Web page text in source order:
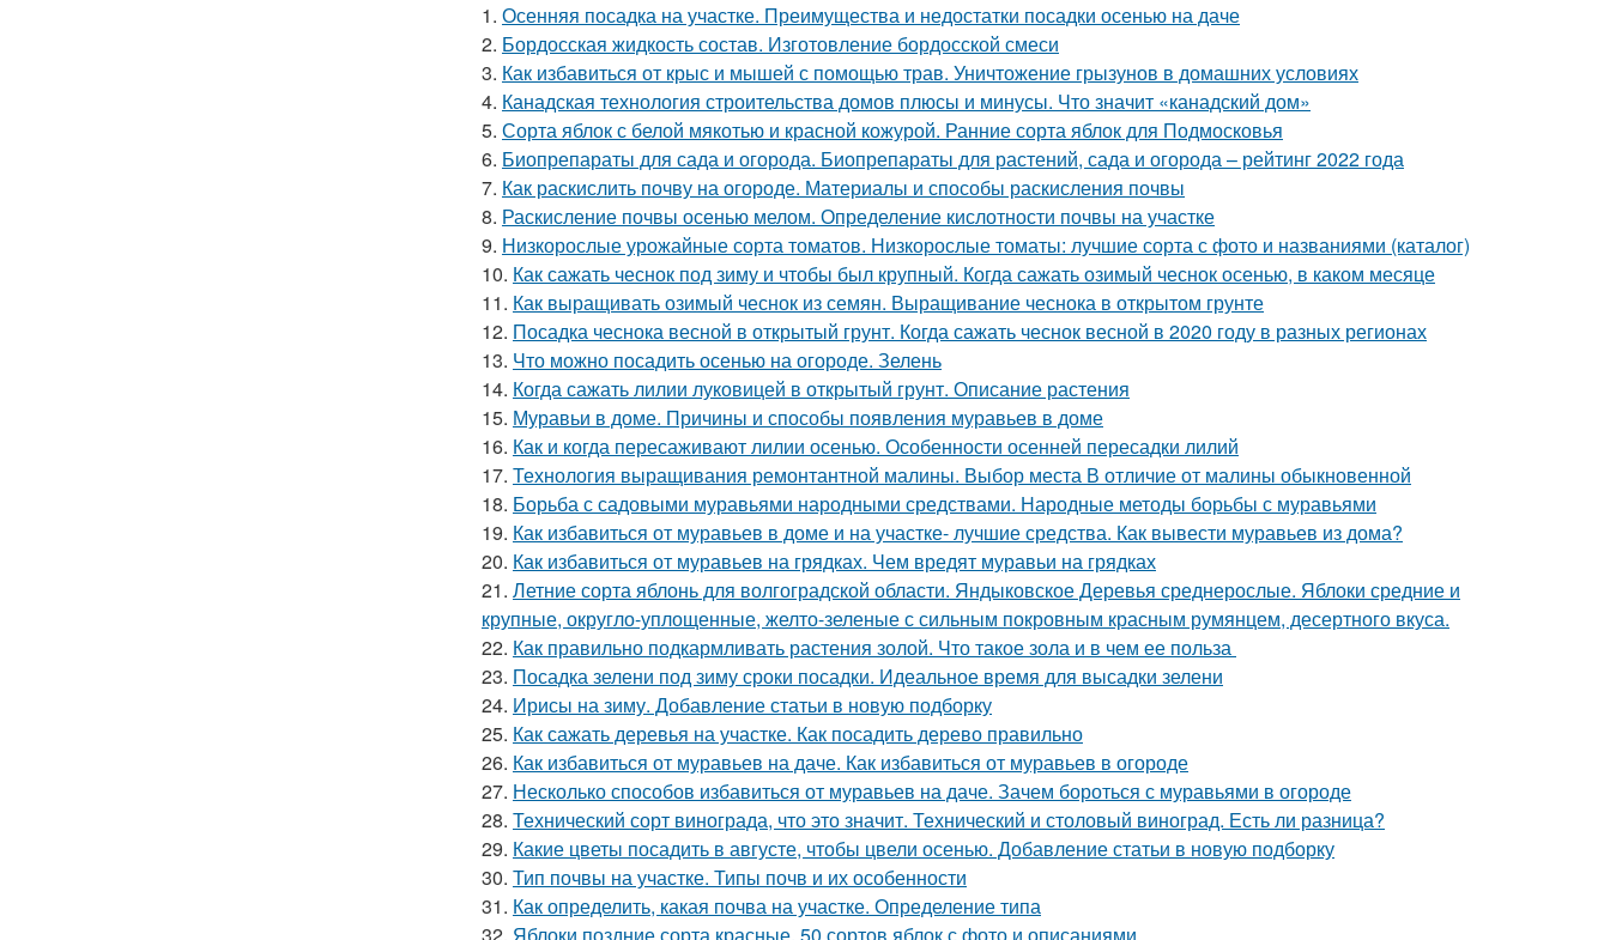
1. Осенняя посадка на участке. Преимущества и недостатки посадки осенью на даче
2. Бордосская жидкость состав. Изготовление бордосской смеси
3. Как избавиться от крыс и мышей с помощью трав. Уничтожение грызунов в домашних условиях
4. Канадская технология строительства домов плюсы и минусы. Что значит «канадский дом»
5. Сорта яблок с белой мякотью и красной кожурой. Ранние сорта яблок для Подмосковья
6. Биопрепараты для сада и огорода. Биопрепараты для растений, сада и огорода – рейтинг 2022 года
7. Как раскислить почву на огороде. Материалы и способы раскисления почвы
8. Раскисление почвы осенью мелом. Определение кислотности почвы на участке
9. Низкорослые урожайные сорта томатов. Низкорослые томаты: лучшие сорта с фото и названиями (каталог)
10. Как сажать чеснок под зиму и чтобы был крупный. Когда сажать озимый чеснок осенью, в каком месяце
11. Как выращивать озимый чеснок из семян. Выращивание чеснока в открытом грунте
12. Посадка чеснока весной в открытый грунт. Когда сажать чеснок весной в 2020 году в разных регионах
13. Что можно посадить осенью на огороде. Зелень
14. Когда сажать лилии луковицей в открытый грунт. Описание растения
15. Муравьи в доме. Причины и способы появления муравьев в доме
16. Как и когда пересаживают лилии осенью. Особенности осенней пересадки лилий
17. Технология выращивания ремонтантной малины. Выбор места В отличие от малины обыкновенной
18. Борьба с садовыми муравьями народными средствами. Народные методы борьбы с муравьями
19. Как избавиться от муравьев в доме и на участке- лучшие средства. Как вывести муравьев из дома?
20. Как избавиться от муравьев на грядках. Чем вредят муравьи на грядках
21. Летние сорта яблонь для волгоградской области. Яндыковское Деревья среднерослые. Яблоки средние и
крупные, округло-уплощенные, желто-зеленые с сильным покровным красным румянцем, десертного вкуса.
22. Как правильно подкармливать растения золой. Что такое зола и в чем ее польза
23. Посадка зелени под зиму сроки посадки. Идеальное время для высадки зелени
24. Ирисы на зиму. Добавление статьи в новую подборку
25. Как сажать деревья на участке. Как посадить дерево правильно
26. Как избавиться от муравьев на даче. Как избавиться от муравьев в огороде
27. Несколько способов избавиться от муравьев на даче. Зачем бороться с муравьями в огороде
28. Технический сорт винограда, что это значит. Технический и столовый виноград. Есть ли разница?
29. Какие цветы посадить в августе, чтобы цвели осенью. Добавление статьи в новую подборку
30. Тип почвы на участке. Типы почв и их особенности
31. Как определить, какая почва на участке. Определение типа